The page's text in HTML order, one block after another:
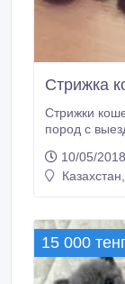
Стрижка
Стрижки кошек и собак,
пород с
за вашими
стрижки по породе,
10/05/
15 000